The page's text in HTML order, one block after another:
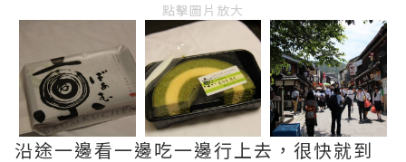
點擊圖片放大
沿途一邊看一邊吃一邊行上去，很快就到